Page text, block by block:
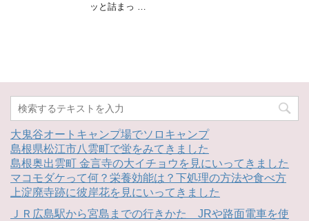
ッと詰まっ …
大鬼谷オートキャンプ場でソロキャンプ
島根県松江市八雲町で蛍をみてきました
島根奥出雲町 金言寺の大イチョウを見にいってきました
マコモダケって何？栄養効能は？下処理の方法や食べ方
上淀廃寺跡に彼岸花を見にいってきました
ＪＲ広島駅から宮島までの行きかた JRや路面電車を使